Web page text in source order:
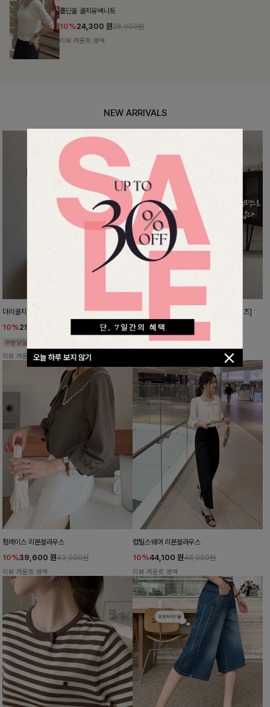
오늘 하루 보지 않기
NEW ARRIVALS
더리골지 카라니트
10%29,700
리뷰 카운트 영역
강력한편안함 와이드슬랙스[FREE,L사이즈]
10% 37,800
리뷰 카운트 영역
펌레이스 리본블라우스
10%39,600 원43,900원
리뷰 카운트 영역
럽틸스퀘어 리본블라우스
10%44,100 원48,900원
리뷰 카운트 영역